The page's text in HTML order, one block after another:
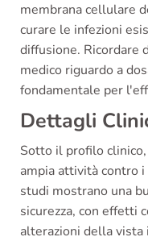
membrana cellulare
curare le infezioni
diffusione. Ricordare
medico riguardo a
fondamentale per
Dettagli
Sotto il profilo
ampia attività contro
studi mostrano una
sicurezza, con effetti
alterazioni della vista